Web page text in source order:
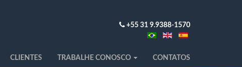
+55 31 9.9388-1570
CLIENTES TRABALHE CONOSCO CONTATOS